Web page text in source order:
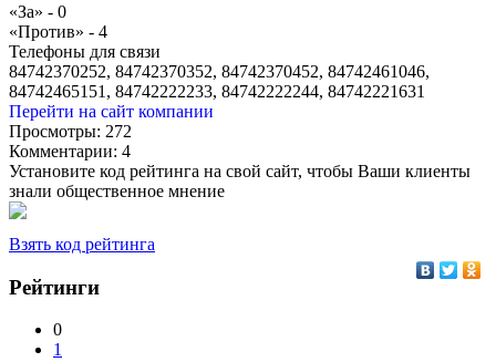
«За» - 0
«Против» - 4
Телефоны для связи
84742370252, 84742370352, 84742370452, 84742461046,
84742465151, 84742222233, 84742222244, 84742221631
Перейти на сайт компании
Просмотры: 272
Комментарии: 4
Установите код рейтинга на свой сайт, чтобы Ваши клиенты
знали общественное мнение
Взять код рейтинга
Рейтинги
0
1